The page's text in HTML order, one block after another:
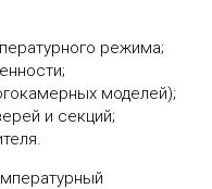
режима;
моделей);
и секций;